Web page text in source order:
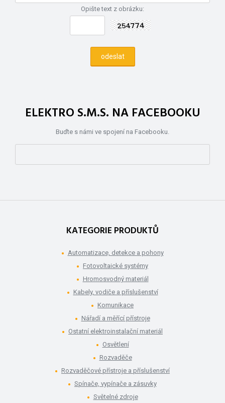
Opište text z obrázku:
ELEKTRO S.M.S. NA FACEBOOKU
Buďte s námi ve spojení na Facebooku.
KATEGORIE PRODUKTŮ
Automatizace, detekce a pohony
Fotovoltaické systémy
Hromosvodný materiál
Kabely, vodiče a příslušenství
Komunikace
Nářadí a měřící přístroje
Ostatní elektroinstalační materiál
Osvětlení
Rozvaděče
Rozvaděčové přístroje a příslušenství
Spínače, vypínače a zásuvky
Světelné zdroje